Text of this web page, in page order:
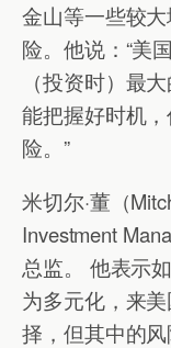
金山等一些较
险。他说：“美
（投资时）最
能把握好时机
险。”
米切尔·董（
Investment
总监。 他表示
为多元化，来
择，但其中的风